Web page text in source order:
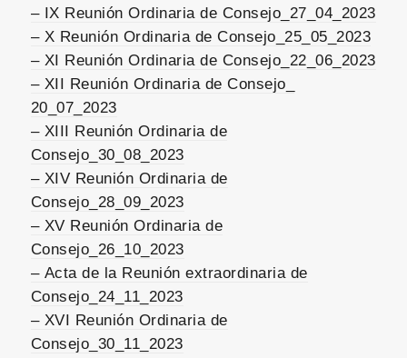
– IX Reunión Ordinaria de Consejo_27_04_2023
– X Reunión Ordinaria de Consejo_25_05_2023
– XI Reunión Ordinaria de Consejo_22_06_2023
– XII Reunión Ordinaria de Consejo_
20_07_2023
– XIII Reunión Ordinaria de
Consejo_30_08_2023
– XIV Reunión Ordinaria de
Consejo_28_09_2023
– XV Reunión Ordinaria de
Consejo_26_10_2023
– Acta de la Reunión extraordinaria de
Consejo_24_11_2023
– XVI Reunión Ordinaria de
Consejo_30_11_2023